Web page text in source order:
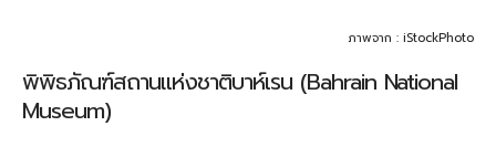
ภาพจาก : iStockPhoto
พิพิธภัณฑ์สถานแห่งชาติบาห์เรน (Bahrain National
Museum)